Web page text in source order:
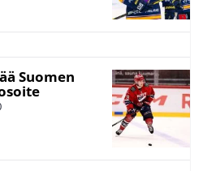
Suomen